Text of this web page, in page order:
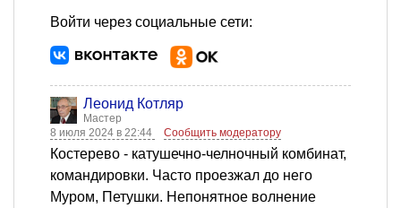
Войти через социальные сети:
Леонид Котляр
Мастер
8 июля 2024 в 22:44
Сообщить модератору
Костерево - катушечно-челночный комбинат,
командировки. Часто проезжал до него
Муром, Петушки. Непонятное волнение